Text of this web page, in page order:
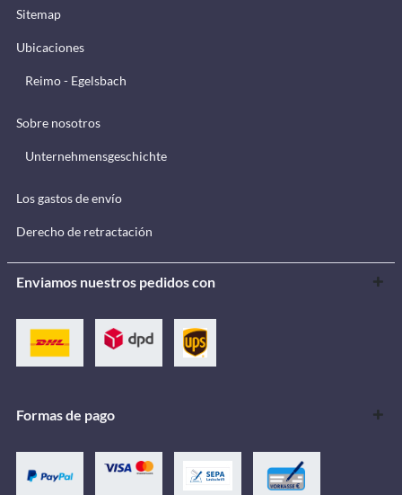
Sitemap
Ubicaciones
Reimo - Egelsbach
Sobre nosotros
Unternehmensgeschichte
Los gastos de envío
Derecho de retractación
Enviamos nuestros pedidos con
Formas de pago